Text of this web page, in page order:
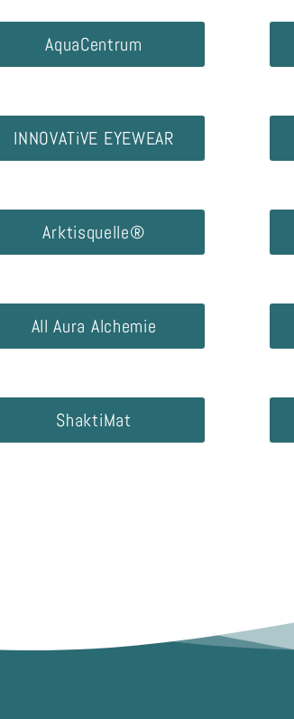
AquaCentrum
INNOVATiVE EYEWEAR
Arktisquelle®
All Aura Alchemie
ShaktiMat